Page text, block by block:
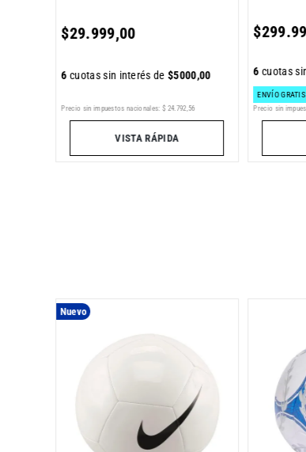
$29.999,00
6cuotas sin interés de$5000,00
Precio sin impuestos nacionales: $ 24 792 ,56
VISTA RÁPIDA
$299.
6cuotas
ENVÍO GRATIS
Precio sin
Nuevo